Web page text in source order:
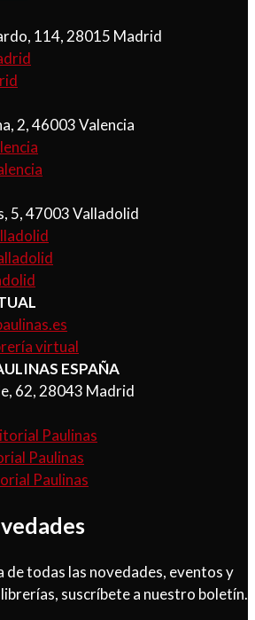
114, 28015 Madrid
2, 46003 Valencia
5, 47003 Valladolid
ESPAÑA
62, 28043 Madrid
de todas las novedades, eventos y
suscríbete a nuestro boletín.